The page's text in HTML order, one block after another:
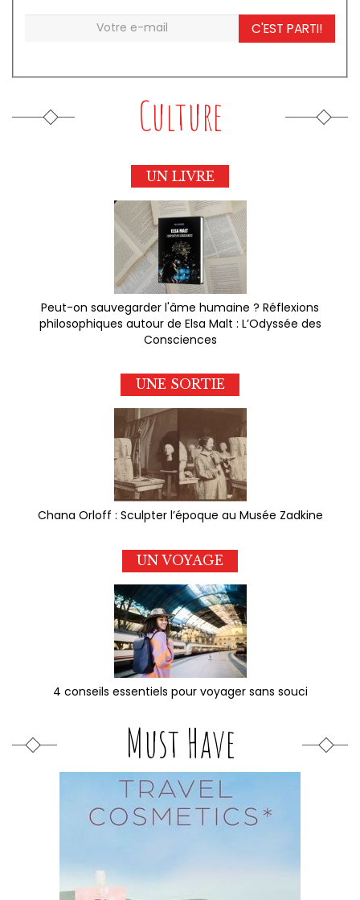
C'EST PARTI!
Culture
UN LIVRE
Peut-on sauvegarder l'âme humaine ? Réflexions
philosophiques autour de Elsa Malt : L’Odyssée des
Consciences
UNE SORTIE
Chana Orloff : Sculpter l’époque au Musée Zadkine
UN VOYAGE
4 conseils essentiels pour voyager sans souci
Must Have